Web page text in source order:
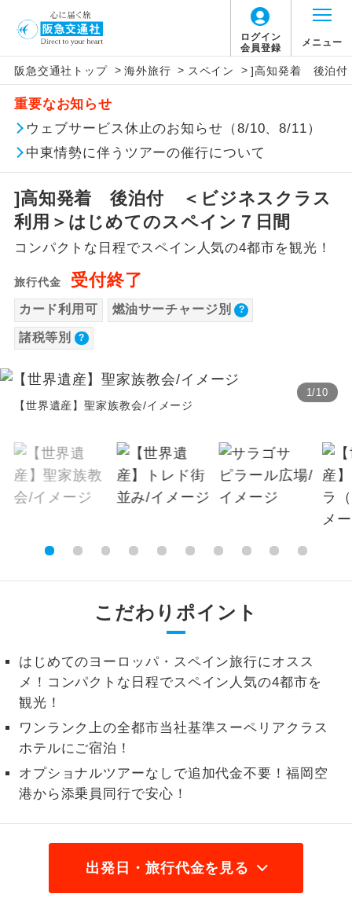
ログイン
会員登録
メニュー
阪急交通社トップ > 海外旅行 > スペイン > ]高知発着 後泊付
重要なお知らせ
ウェブサービス休止のお知らせ（8/10、8/11）
中東情勢に伴うツアーの催行について
]高知発着 後泊付 ＜ビジネスクラス
利用＞はじめてのスペイン７日間
コンパクトな日程でスペイン人気の4都市を観光！
旅行代金 受付終了
カード利用可 燃油サーチャージ別
諸税等別
1/10
【世界遺産】聖家族教会/イメージ
こだわりポイント
はじめてのヨーロッパ・スペイン旅行にオスス
メ！コンパクトな日程でスペイン人気の4都市を
観光！
ワンランク上の全都市当社基準スーペリアクラス
ホテルにご宿泊！
オプショナルツアーなしで追加代金不要！福岡空
港から添乗員同行で安心！
出発日・旅行代金を見る
旅行代金に燃油サーチャージは含まれており
ません。別途お支払いが必要となります。
目安：53,000円（2026/06/24現在）
※上記の燃油サーチャージは変更になる場合
があります。
旅行代金に、以下の料金は含まれておりませ
ん。別途お支払が必要となります。
【日本国内空港施設使用料】
福岡空港
大人（12歳以上）2,530円、子供（2歳以上12
歳未満）1,260円
旅行代金に各国空港の旅客サービス施設使用
料と空港税等は含まれておりません。別途お
支払いが必要となります。
2026/8/12 大人（12歳以上）8,280円、子供
（2歳以上12歳未満）8,280円、幼児3,980円
2026/8/26 大人（12歳以上）8,340円、子供
（2歳以上12歳未満）8,340円、幼児4,020円
（2歳以上12歳未満）8,390円、幼児4,030円
2026/9/9 大人（12歳以上）8,110円、子供
（2歳以上12歳未満）8,110円、幼児3,910円
後にご案内いたします。
航空保険特別料金
2026/8/12 大人（12歳以上）2,600円、子供
（2歳以上12歳未満）2,600円2026/8/26 大
人（12歳以上）2,600円、子供（2歳以上12歳
未満）2,600円2026/9/2 大人（12歳以上）
2,640円、子供（2歳以上12歳未満）2,640円
2026/9/9 大人（12歳以上）2,520円、子供
このツアーは以下の出発地から追加代金でご参
加いただけます。
※リクエスト受付の場合、ご手配の可否は後日回答さ
せていただきます。
追加代金にて各地発着ありとは
当ツアーは日程表に記載の出発空港だけで
なく、各地より下記追加代金にて飛行機や
鉄道などを利用しご参加いただけます。
ご同行者様が異なる発着地をご希望の場合
は、当社予約センターまで連絡ください。
アイコン 説明
添乗員同行
往路出発空港（駅）から復路到着空港
（駅）まで同行します。
現地到着後、現地係員が同行しお世話い
たします。
バスガイド乗
バスガイドが乗務し、車内での観光案内
があります。
新コース 初登場のコースです。
世界遺産
ユネスコに登録されている文化遺産や自
温泉 温泉地にも宿泊するコースです。
ご宿泊ホテルに露天風呂が付いていま
大浴場 ご宿泊ホテルに大浴場が付いています。
全てのお食事が付いていますので、お食
お部屋食
1名様催行
1名様から出発可能な個人型プランで
2名様催行
2名様から出発可能な個人型プランで
おひとり様参
加限定
おひとり様限定でご参加いただけるコー
スです。
ご夫婦限定
ご夫婦限定でご参加いただけるコースで